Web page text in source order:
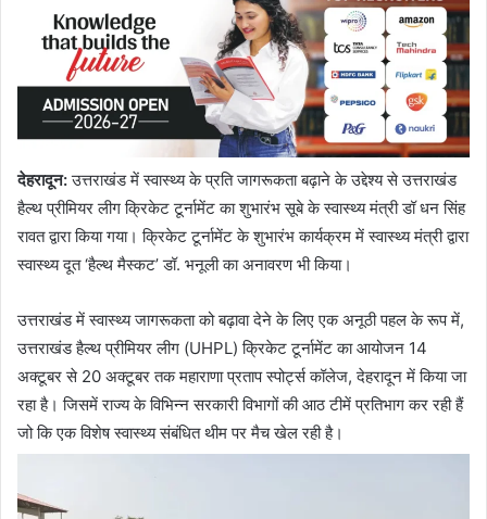
देहरादून:उत्तराखंड में स्वास्थ्य के प्रति जागरूकता बढ़ाने के उद्देश्य से उत्तराखंड
हैल्थ प्रीमियर लीग क्रिकेट टूर्नामेंट का शुभारंभ सूबे के स्वास्थ्य मंत्री डॉ धन सिंह
रावत द्वारा किया गया। क्रिकेट टूर्नामेंट के शुभारंभ कार्यक्रम में स्वास्थ्य मंत्री द्वारा
स्वास्थ्य दूत ‘हैल्थ मैस्कट’ डॉ. भनूली का अनावरण भी किया।
उत्तराखंड में स्वास्थ्य जागरूकता को बढ़ावा देने के लिए एक अनूठी पहल के रूप में,
उत्तराखंड हैल्थ प्रीमियर लीग (UHPL) क्रिकेट टूर्नामेंट का आयोजन 14
अक्टूबर से 20 अक्टूबर तक महाराणा प्रताप स्पोर्ट्स कॉलेज, देहरादून में किया जा
रहा है। जिसमें राज्य के विभिन्न सरकारी विभागों की आठ टीमें प्रतिभाग कर रही हैं
जो कि एक विशेष स्वास्थ्य संबंधित थीम पर मैच खेल रही है।